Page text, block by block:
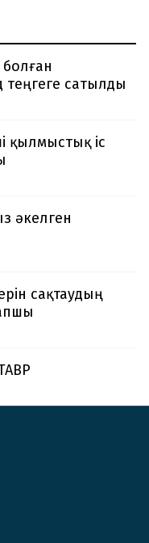
сатылды
қылмыстық іс
әкелген
сақтаудың